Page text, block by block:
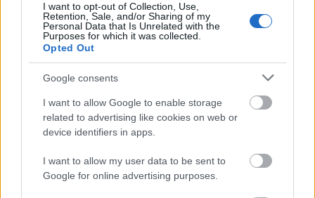
I want to opt-out of Collection, Use,
Retention, Sale, and/or Sharing of my
Personal Data that Is Unrelated with the
Purposes for which it was collected.
Opted Out
Google consents
I want to allow Google to enable storage
related to advertising like cookies on web or
device identifiers in apps.
I want to allow my user data to be sent to
Google for online advertising purposes.
Galleries
ταξιδιωτικές αφίσες από όλο τον κόσμο
7 Σεπτεμβρίου 2020, 12:12